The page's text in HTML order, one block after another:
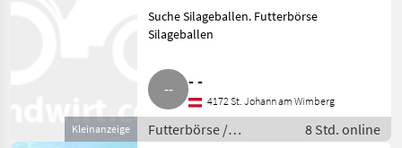
Kleinanzeige
Suche Silageballen. Futterbörse
Silageballen
- -
4172 St. Johann am Wimberg
Futterbörse /
8 Std. online